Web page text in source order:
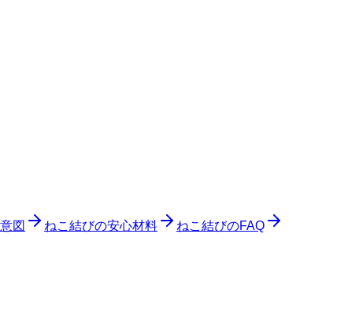
図 ねこ結びの安心材料 ねこ結びのFAQ